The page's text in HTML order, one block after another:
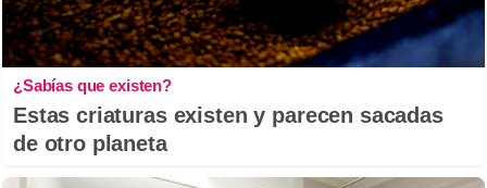
¿Sabías que existen?
Estas criaturas existen y parecen sacadas
de otro planeta